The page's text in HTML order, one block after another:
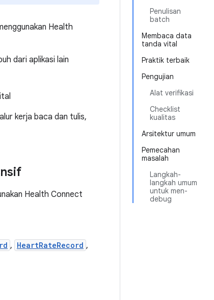
Penulisan
batch
Membaca data
tanda vital
Praktik terbaik
Pengujian
Alat verifikasi
Checklist
kualitas
Arsitektur umum
Pemecahan
masalah
Langkah-
langkah umum
untuk men-
debug
Health
dari aplikasi lain
kerja baca dan tulis,
Health Connect
, HeartRateRecord ,